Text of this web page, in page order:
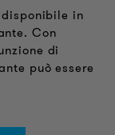
in
Con
di
può essere